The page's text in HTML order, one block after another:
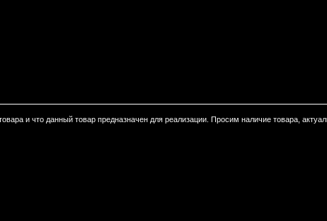
и что данный товар предназначен для реализации. Просим наличие товара,